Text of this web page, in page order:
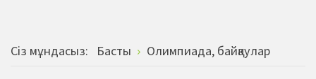
Сiз мұндасыз: Басты Олимпиада, байқаулар